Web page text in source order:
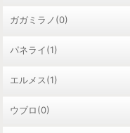
ガガミラノ(0)
パネライ(1)
エルメス(1)
ウブロ(0)